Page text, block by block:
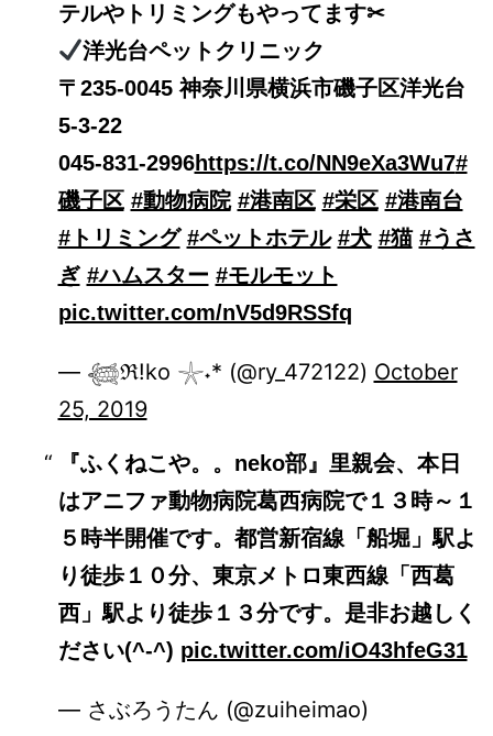
テルやトリミングもやってます✂︎
洋光台ペットクリニック
〒235-0045 神奈川県横浜市磯子区洋光台
5-3-22
045-831-2996https://t.co/NN9eXa3Wu7#
磯子区 #動物病院 #港南区 #栄区 #港南台
#トリミング #ペットホテル #犬 #猫 #うさ
ぎ #ハムスター #モルモット
pic.twitter.com/nV5d9RSSfq
— 𓆉ℜ!ko 𓇼˖* (@ry_472122) October
25, 2019
『ふくねこや。。neko部』里親会、本日
はアニファ動物病院葛西病院で１３時～１
５時半開催です。都営新宿線「船堀」駅よ
り徒歩１０分、東京メトロ東西線「西葛
西」駅より徒歩１３分です。是非お越しく
ださい(^-^) pic.twitter.com/iO43hfeG31
— さぶろうたん (@zuiheimao)